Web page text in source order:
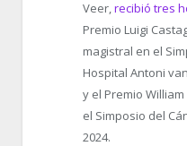
Veer, recibió tres
Premio Luigi
magistral en el
Hospital Antoni
y el Premio
el Simposio del
2024.